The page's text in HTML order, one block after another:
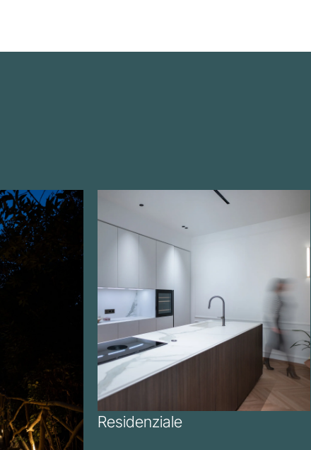
Residenziale